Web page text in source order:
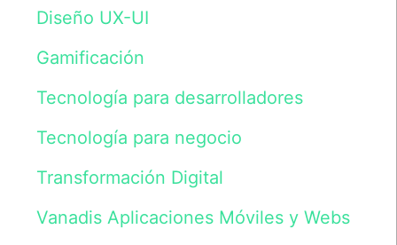
datos
incluidos
fichero
responsable
Initiative,
Diseño UX-UI
Gamificación
Tecnología para desarrolladores
Tecnología para negocio
Transformación Digital
Vanadis Aplicaciones Móviles y Webs